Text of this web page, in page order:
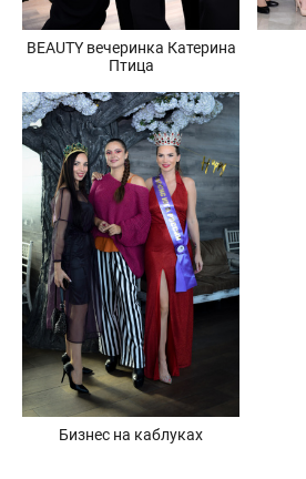
BEAUTY вечеринка Катерина
Птица
Бизнес на каблуках